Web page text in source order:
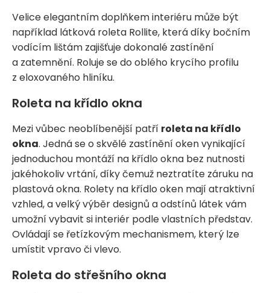
Velice elegantním doplňkem interiéru může být
například látková roleta Rollite, která díky bočním
vodícím lištám zajišťuje dokonalé zastínění
a zatemnění. Roluje se do oblého krycího profilu
z eloxovaného hliníku.
Roleta na křídlo okna
Mezi vůbec neoblíbenější patří roleta na křídlo
okna. Jedná se o skvělé zastínění oken vynikající
jednoduchou montáží na křídlo okna bez nutnosti
jakéhokoliv vrtání, díky čemuž neztratíte záruku na
plastová okna. Rolety na křídlo oken mají atraktivní
vzhled, a velký výběr designů a odstínů látek vám
umožní vybavit si interiér podle vlastních představ.
Ovládají se řetízkovým mechanismem, který lze
umístit vpravo či vlevo.
Roleta do střešního okna